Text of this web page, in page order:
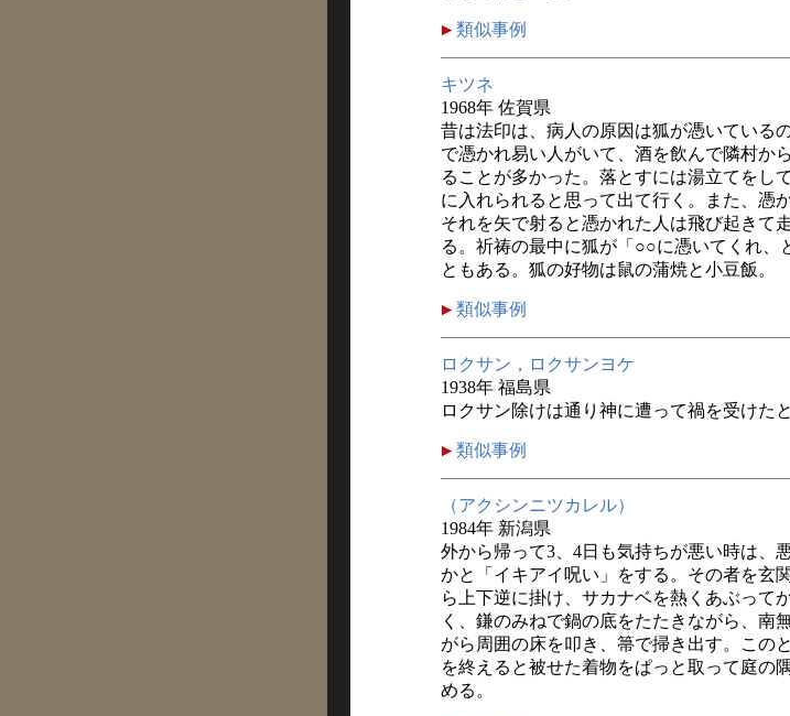
類似事例
キツネ
1968年 佐賀県
昔は法印は、病人の原因は狐が憑いている
で憑かれ易い人がいて、酒を飲んで隣村か
ることが多かった。落とすには湯立てをし
に入れられると思って出て行く。また、憑
それを矢で射ると憑かれた人は飛び起きて
る。祈祷の最中に狐が「○○に憑いてくれ、
ともある。狐の好物は鼠の蒲焼と小豆飯。
類似事例
ロクサン，ロクサンヨケ
1938年 福島県
ロクサン除けは通り神に遭って禍を受けた
類似事例
（アクシンニツカレル）
1984年 新潟県
外から帰って3、4日も気持ちが悪い時は、
かと「イキアイ呪い」をする。その者を玄
ら上下逆に掛け、サカナベを熱くあぶって
く、鎌のみねで鍋の底をたたきながら、南
がら周囲の床を叩き、箒で掃き出す。この
を終えると被せた着物をぱっと取って庭の
める。